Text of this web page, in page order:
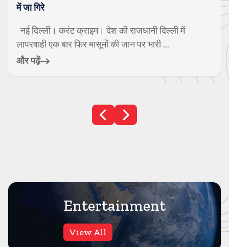
में जा गिरे
नई दिल्ली। करंट क्राइम। देश की राजधानी दिल्ली में
लापरवाही एक बार फिर मासूमों की जान पर भारी ...
और पढ़ें
Entertainment
View All